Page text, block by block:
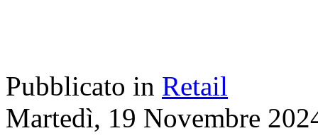
Pubblicato in Retail
Martedì, 19 Novembre